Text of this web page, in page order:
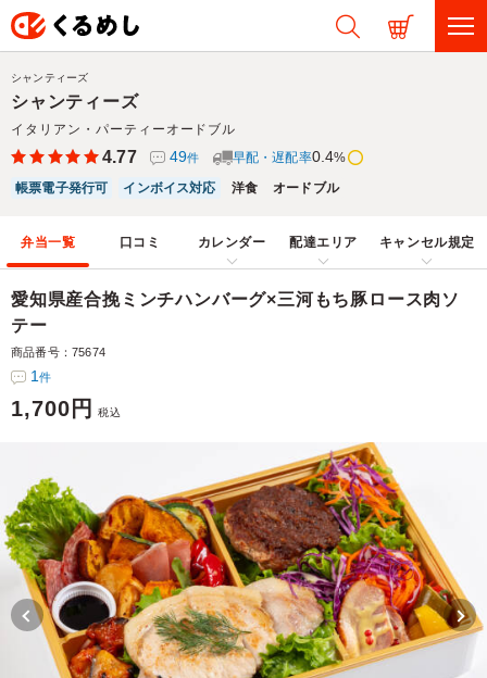
シャンティーズ
イタリアン・パーティーオードブル
シャンティーズ
4.77 49件 早配・遅配率0.4%
帳票電子発行可
インボイス対応 洋食 オードブル
弁当一覧 口コミ カレンダー 配達エリア キャンセル規定
愛知県産合挽ミンチハンバーグ×三河もち豚ロース肉ソ
テー
商品番号：75674
1件
1,700円 税込